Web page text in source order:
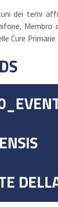
dei temi
Cure